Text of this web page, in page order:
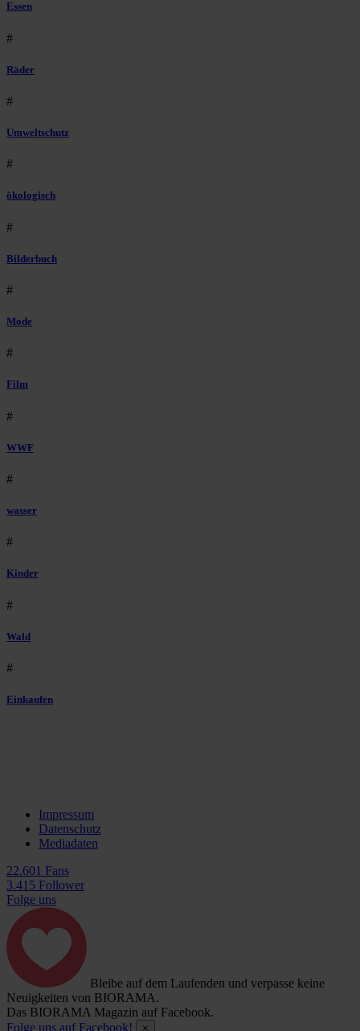
Essen
#
Räder
#
Umweltschutz
#
ökologisch
#
Bilderbuch
#
Mode
#
Film
#
WWF
#
wasser
#
Kinder
#
Wald
#
Einkaufen
Impressum
Datenschutz
Mediadaten
22.601 Fans
3.415 Follower
Folge uns
Bleibe auf dem Laufenden und verpasse keine
Neuigkeiten von BIORAMA.
Das BIORAMA Magazin auf Facebook.
Folge uns auf Facebook!
×